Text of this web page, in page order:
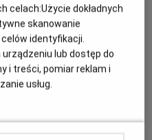
celach:Użycie dokładnych
skanowanie
identyfikacji.
lub dostęp do
i treści, pomiar reklam i
usług.